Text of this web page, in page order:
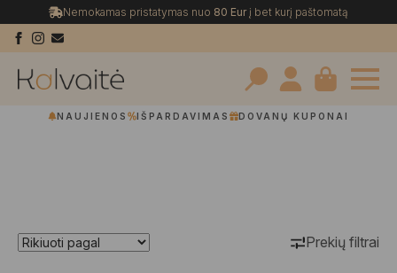
Nemokamas pristatymas nuo 80 Eurį bet kurį paštomatą
Search
NAUJIENOS IŠPARDAVIMAS DOVANŲ KUPONAI
Prekių filtrai